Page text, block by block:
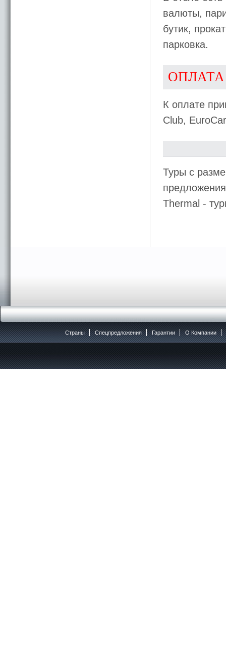
валюты,
бутик,
парковка.
ОПЛАТА
К оплате
Club,
Туры с
Thermal -
Страны Спецпредложения Гарантии O Компании